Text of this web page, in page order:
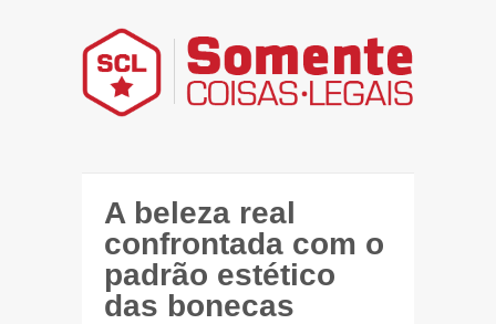
A beleza real
confrontada com o
padrão estético
das bonecas